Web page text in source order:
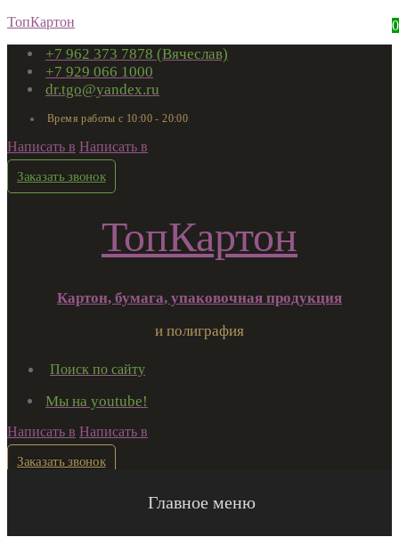
ТопКартон
+7 962 373 7878 (Вячеслав)
+7 929 066 1000
dr.tgo@yandex.ru
Время работы с 10:00 - 20:00
Написать в Написать в
Заказать звонок
ТопКартон
Картон, бумага, упаковочная продукция
и полиграфия
Поиск по сайту
Мы на youtube!
Написать в Написать в
Заказать звонок
Главное меню
0